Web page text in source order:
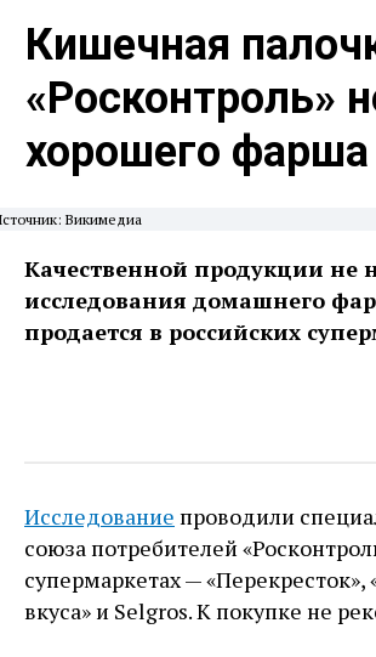
Кишечная
«Росконтроль»
хорошего фарша
Викимедиа
Качественной продукции не
исследования домашнего
продается в российских
Исследование проводили
союза потребителей
супермаркетах —
вкуса» и Selgros. К покупке не